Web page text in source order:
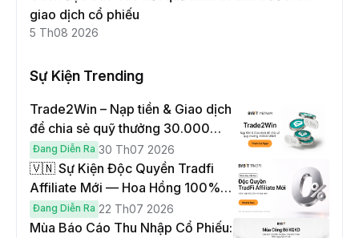
giao dịch cổ phiếu
5 Th08 2026
Sự Kiện Trending
Trade2Win – Nạp tiền & Giao dịch
để chia sẻ quỹ thưởng 30.000
USDT
Đang Diễn Ra 30 Th07 2026
🇻🇳 Sự Kiện Độc Quyền Tradfi
Affiliate Mới — Hoa Hồng 100% &
Hoàn Phí Qua Đêm
Đang Diễn Ra 22 Th07 2026
Mùa Báo Cáo Thu Nhập Cổ Phiếu: